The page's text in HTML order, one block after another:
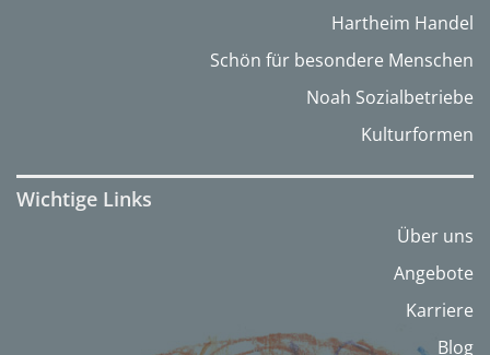
Hartheim Handel
Schön für besondere Menschen
Noah Sozialbetriebe
Kulturformen
Wichtige Links
Über uns
Angebote
Karriere
Blog